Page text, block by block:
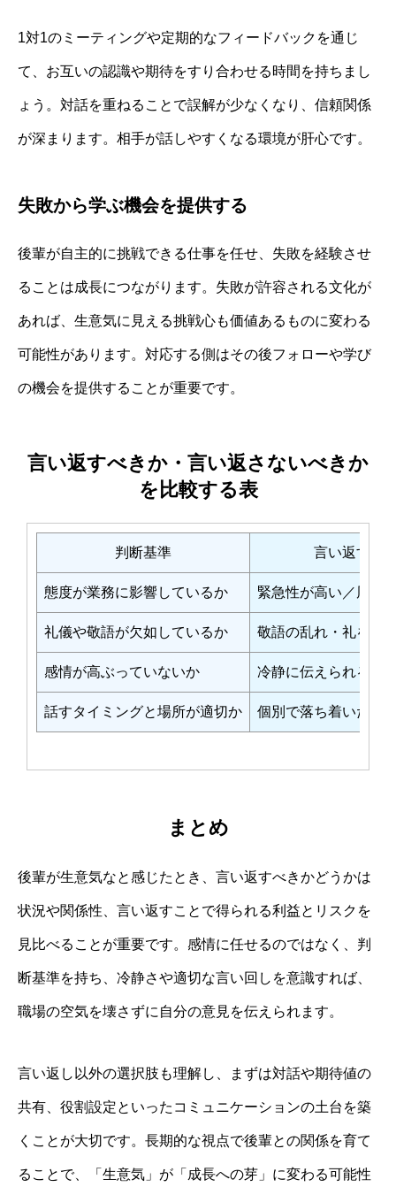
1対1のミーティングや定期的なフィードバックを通じ
て、お互いの認識や期待をすり合わせる時間を持ちまし
ょう。対話を重ねることで誤解が少なくなり、信頼関係
が深まります。相手が話しやすくなる環境が肝心です。
失敗から学ぶ機会を提供する
後輩が自主的に挑戦できる仕事を任せ、失敗を経験させ
ることは成長につながります。失敗が許容される文化が
あれば、生意気に見える挑戦心も価値あるものに変わる
可能性があります。対応する側はその後フォローや学び
の機会を提供することが重要です。
言い返すべきか・言い返さないべきか
を比較する表
判断基準 言い返すべ
態度が業務に影響しているか 緊急性が高い／周囲
礼儀や敬語が欠如しているか 敬語の乱れ・礼を欠
感情が高ぶっていないか 冷静に伝えられる余
話すタイミングと場所が適切か 個別で落ち着いた場
まとめ
後輩が生意気なと感じたとき、言い返すべきかどうかは
状況や関係性、言い返すことで得られる利益とリスクを
見比べることが重要です。感情に任せるのではなく、判
断基準を持ち、冷静さや適切な言い回しを意識すれば、
職場の空気を壊さずに自分の意見を伝えられます。
言い返し以外の選択肢も理解し、まずは対話や期待値の
共有、役割設定といったコミュニケーションの土台を築
くことが大切です。長期的な視点で後輩との関係を育て
ることで、「生意気」が「成長への芽」に変わる可能性